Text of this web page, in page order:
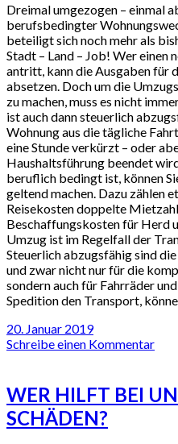
Dreimal umgezogen – einmal
berufsbedingter
beteiligt sich noch mehr als
Stadt – Land – Job! Wer einen
antritt, kann die Ausgaben für
absetzen. Doch um die
zu machen, muss es nicht
ist auch dann steuerlich
Wohnung aus die tägliche
eine Stunde verkürzt – oder
Haushaltsführung beendet
beruflich bedingt ist, können
geltend machen. Dazu zählen
Reisekosten doppelte
Beschaffungskosten für Herd
Umzug ist im Regelfall der
Steuerlich abzugsfähig sind
und zwar nicht nur für die
sondern auch für Fahrräder
Spedition den Transport,
20. Januar 2019
Schreibe einen Kommentar
WER HILFT BEI
SCHÄDEN?